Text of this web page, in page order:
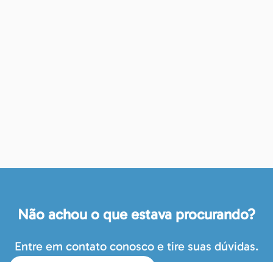
Não achou o que estava procurando?
Entre em contato conosco e tire suas dúvidas.